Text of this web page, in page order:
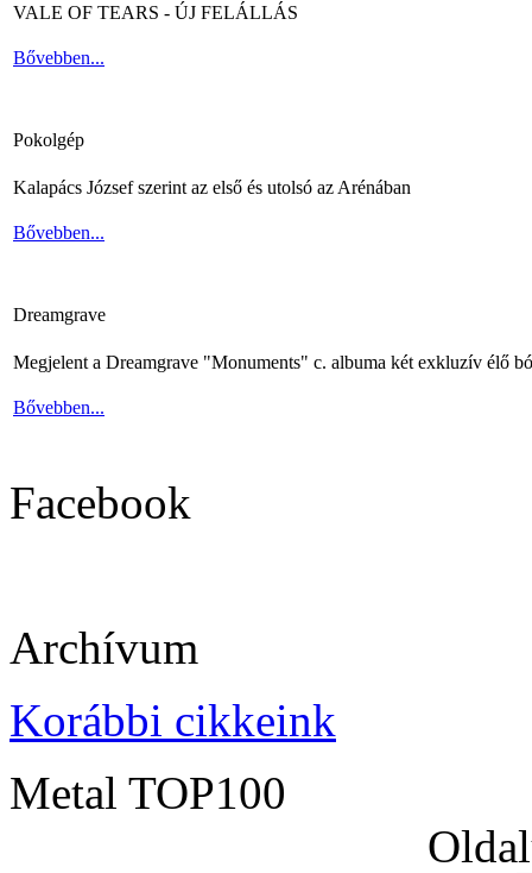
VALE OF TEARS - ÚJ FELÁLLÁS
Bővebben...
Pokolgép
Kalapács József szerint az első és utolsó az Arénában
Bővebben...
Dreamgrave
Megjelent a Dreamgrave "Monuments" c. albuma két exkluzív élő
Bővebben...
Facebook
Archívum
Korábbi cikkeink
Metal TOP100